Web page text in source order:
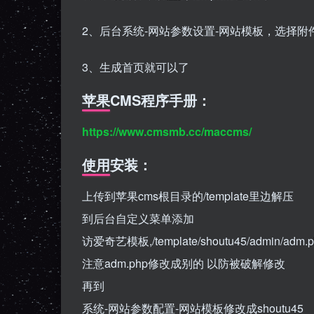
2、后台系统-网站参数设置-网站模板，选择附
3、生成首页就可以了
苹果CMS程序手册：
https://www.cmsmb.cc/maccms/
使用安装：
上传到苹果cms根目录的/template里边解压
到后台自定义菜单添加
访爱奇艺模板,/template/shoutu45/admin/
注意adm.php修改成别的 以防被破解修改
再到
系统-网站参数配置-网站模板修改成shoutu45